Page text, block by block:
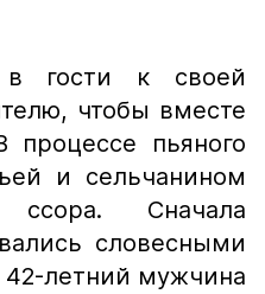
гости к своей
чтобы вместе
процессе пьяного
и сельчанином
ссора. Сначала
словесными
42-летний мужчина